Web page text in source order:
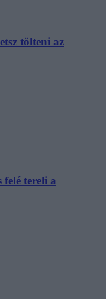
tölteni az
felé tereli a